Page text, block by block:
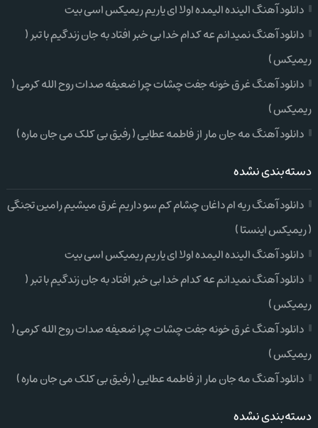
دانلود آهنگ الینده الیمده اولا ای یاریم ریمیکس اسی بیت
دانلود آهنگ نمیدانم عه کدام خدا بی خبر افتاد به جان زندگیم با تبر (
ریمیکس )
دانلود آهنگ غرق خونه جفت چشات چرا ضعیفه صدات روح الله کرمی (
ریمیکس )
دانلود آهنگ مه جان مار از فاطمه عطایی ( رفیق بی کلک می جان ماره )
دسته‌بندی نشده
دانلود آهنگ ریه ام داغان چشام کم سو داریم غرق میشیم رامین تجنگی
( ریمیکس اینستا )
دانلود آهنگ الینده الیمده اولا ای یاریم ریمیکس اسی بیت
دانلود آهنگ نمیدانم عه کدام خدا بی خبر افتاد به جان زندگیم با تبر (
ریمیکس )
دانلود آهنگ غرق خونه جفت چشات چرا ضعیفه صدات روح الله کرمی (
ریمیکس )
دانلود آهنگ مه جان مار از فاطمه عطایی ( رفیق بی کلک می جان ماره )
دسته‌بندی نشده